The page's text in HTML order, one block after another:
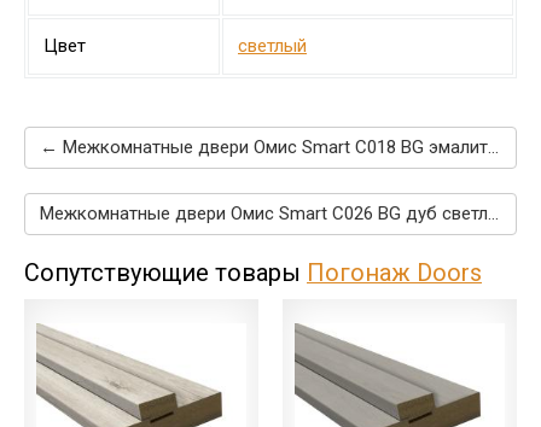
Цвет светлый
← Межкомнатные двери Омис Smart C018 BG эмалит белый
Межкомнатные двери Омис Smart C026 BG дуб светлый →
Сопутствующие товары Погонаж Doors